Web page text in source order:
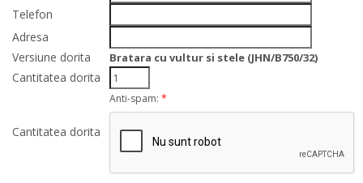
Telefon
Adresa
Versiune dorita
Bratara cu vultur si stele (JHN/B750/32)
Cantitatea dorita
Cantitatea dorita
Anti-spam: *